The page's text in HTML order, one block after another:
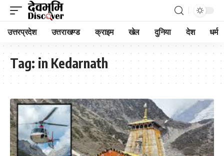
उत्तरप्रदेश उत्तराखण्ड क्राइम खेल दुनिया देश धर्म
Tag: in Kedarnath